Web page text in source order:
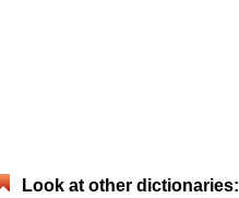
Look at other dictionaries: